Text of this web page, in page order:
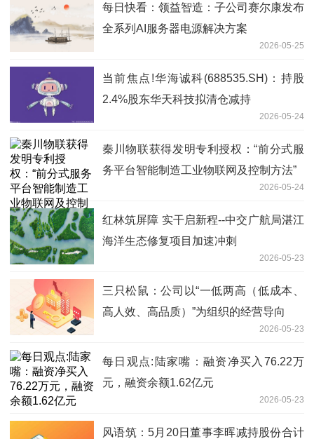
每日快看：领益智造：子公司赛尔康发布
全系列AI服务器电源解决方案
2026-05-25
当前焦点!华海诚科(688535.SH)：持股
2.4%股东华天科技拟清仓减持
2026-05-24
秦川物联获得发明专利授权：“前分式服
务平台智能制造工业物联网及控制方法”
2026-05-24
红林筑屏障 实干启新程--中交广航局湛江
海洋生态修复项目加速冲刺
2026-05-23
三只松鼠：公司以“一低两高（低成本、
高人效、高品质）”为组织的经营导向
2026-05-23
每日观点:陆家嘴：融资净买入76.22万
元，融资余额1.62亿元
2026-05-23
风语筑：5月20日董事李晖减持股份合计